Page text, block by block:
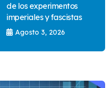
de los experimentos
imperiales y fascistas
Agosto 3, 2026